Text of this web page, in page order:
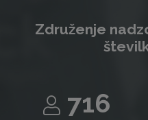
Združenje
716